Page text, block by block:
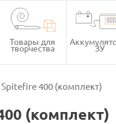
Товары для
творчества ЗУ
Spitefire 400 (комплект)
(комплект)